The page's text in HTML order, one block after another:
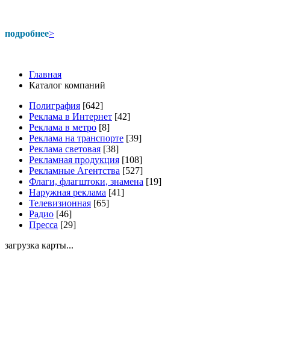
подробнее>
Главная
Каталог компаний
Полиграфия [642]
Реклама в Интернет [42]
Реклама в метро [8]
Реклама на транспорте [39]
Реклама световая [38]
Рекламная продукция [108]
Рекламные Агентства [527]
Флаги, флагштоки, знамена [19]
Наружная реклама [41]
Телевизионная [65]
Радио [46]
Пресса [29]
загрузка карты...